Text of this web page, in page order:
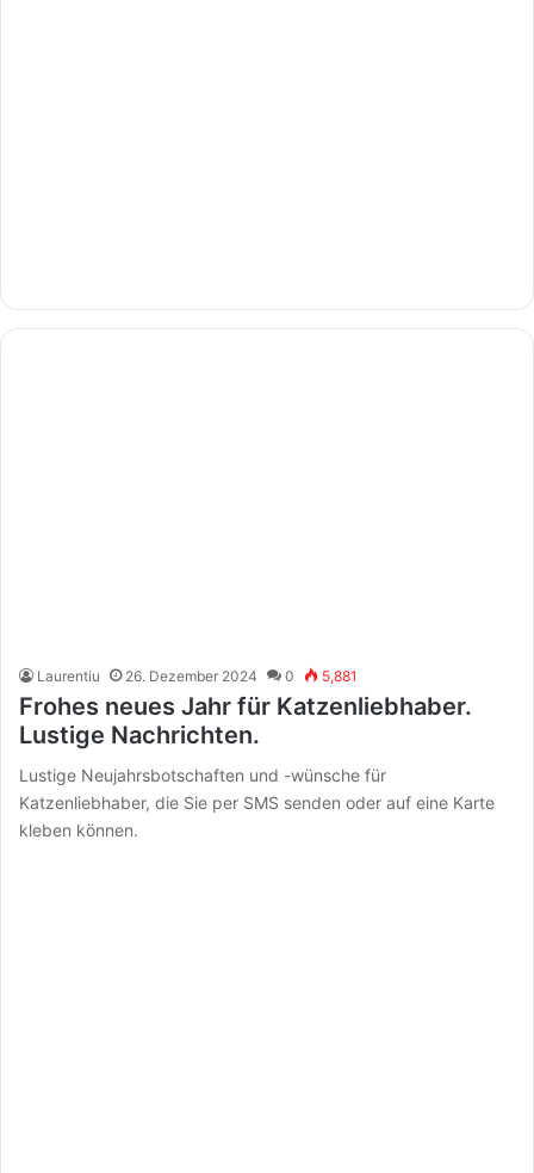
Laurentiu 26. Dezember 2024 0 5,881
Frohes neues Jahr für Katzenliebhaber.
Lustige Nachrichten.
Lustige Neujahrsbotschaften und -wünsche für
Katzenliebhaber, die Sie per SMS senden oder auf eine Karte
kleben können.